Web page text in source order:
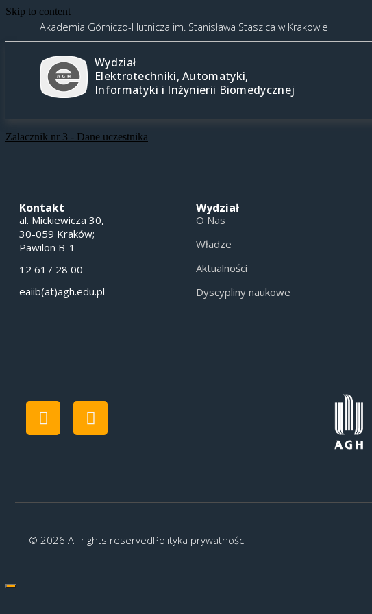
Skip to content
Akademia Górniczo-Hutnicza im. Stanisława Staszica w Krakowie
Wydział
Elektrotechniki, Automatyki,
Informatyki i Inżynierii Biomedycznej
Zalacznik nr 3 - Dane uczestnika
Kontakt
al. Mickiewicza 30,
30-059 Kraków;
Pawilon B-1
12 617 28 00
eaiib(at)agh.edu.pl
Wydział
O Nas
Władze
Aktualności
Dyscypliny naukowe
© 2026 All rights reservedPolityka prywatności